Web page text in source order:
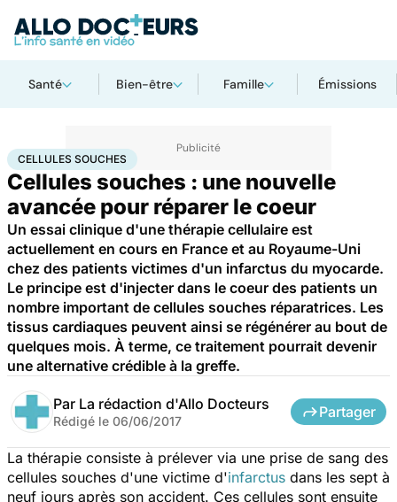
Santé Bien-être Famille Émissions
AccueilSantéMaladies Maladies cardiaques
CELLULES SOUCHES
Cellules souches : une nouvelle
avancée pour réparer le coeur
Un essai clinique d'une thérapie cellulaire est
actuellement en cours en France et au Royaume-Uni
chez des patients victimes d'un infarctus du myocarde.
Le principe est d'injecter dans le coeur des patients un
nombre important de cellules souches réparatrices. Les
tissus cardiaques peuvent ainsi se régénérer au bout de
quelques mois. À terme, ce traitement pourrait devenir
une alternative crédible à la greffe.
Par La rédaction d'Allo Docteurs
Rédigé le 06/06/2017
Partager
La thérapie consiste à prélever via une prise de sang des
cellules souches d'une victime d'infarctus dans les sept à
neuf jours après son accident. Ces cellules sont ensuite